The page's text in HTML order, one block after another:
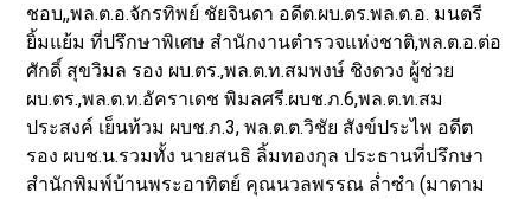
ชอบ,,พล.ต.อ.จักรทิพย์ ชัยจินดา อดีต.ผบ.ตร.พล.ต.อ. มนตรี
ยิ้มแย้ม ที่ปรึกษาพิเศษ สำนักงานตำรวจแห่งชาติ,พล.ต.อ.ต่อ
ศักดิ์ สุขวิมล รอง ผบ.ตร.,พล.ต.ท.สมพงษ์ ชิงดวง ผู้ช่วย
ผบ.ตร.,พล.ต.ท.อัคราเดช พิมลศรี.ผบช.ภ.6,พล.ต.ท.สม
ประสงค์ เย็นท้วม ผบช.ภ.3, พล.ต.ต.วิชัย สังข์ประไพ อดีต
รอง ผบช.น.รวมทั้ง นายสนธิ ลิ้มทองกุล ประธานที่ปรึกษา
สำนักพิมพ์บ้านพระอาทิตย์ คุณนวลพรรณ ล่ำซำ (มาดาม